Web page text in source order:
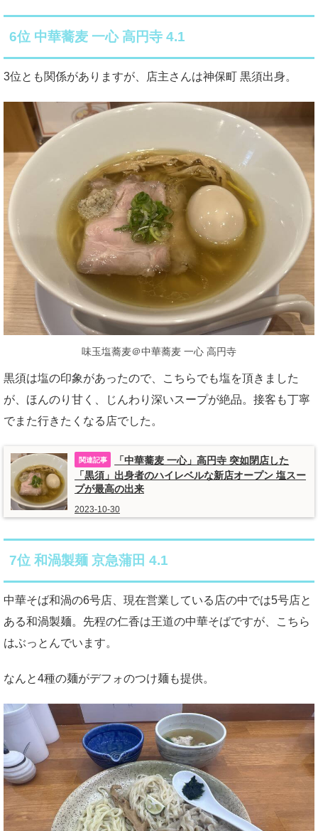
6位 中華蕎麦 一心 高円寺 4.1
3位とも関係がありますが、店主さんは神保町 黒須出身。
味玉塩蕎麦＠中華蕎麦 一心 高円寺
黒須は塩の印象があったので、こちらでも塩を頂きました
が、ほんのり甘く、じんわり深いスープが絶品。接客も丁寧
でまた行きたくなる店でした。
「中華蕎麦 一心」高円寺 突如閉店した
「黒須」出身者のハイレベルな新店オープン 塩スー
プが最高の出来
2023-10-30
7位 和渦製麺 京急蒲田 4.1
中華そば和渦の6号店、現在営業している店の中では5号店と
ある和渦製麺。先程の仁香は王道の中華そばですが、こちら
はぶっとんでいます。
なんと4種の麺がデフォのつけ麺も提供。